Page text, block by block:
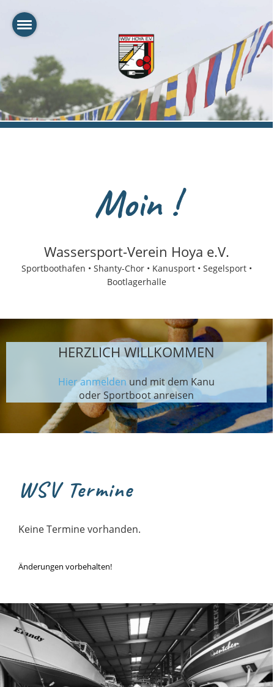
Moin !
Wassersport-Verein Hoya e.V.
Sportboothafen • Shanty-Chor • Kanusport • Segelsport •
Bootlagerhalle
HERZLICH WILLKOMMEN
Hieranmelden und mit dem Kanu
oder Sportboot anreisen
WSV Termine
Keine Termine vorhanden.
Änderungen vorbehalten!